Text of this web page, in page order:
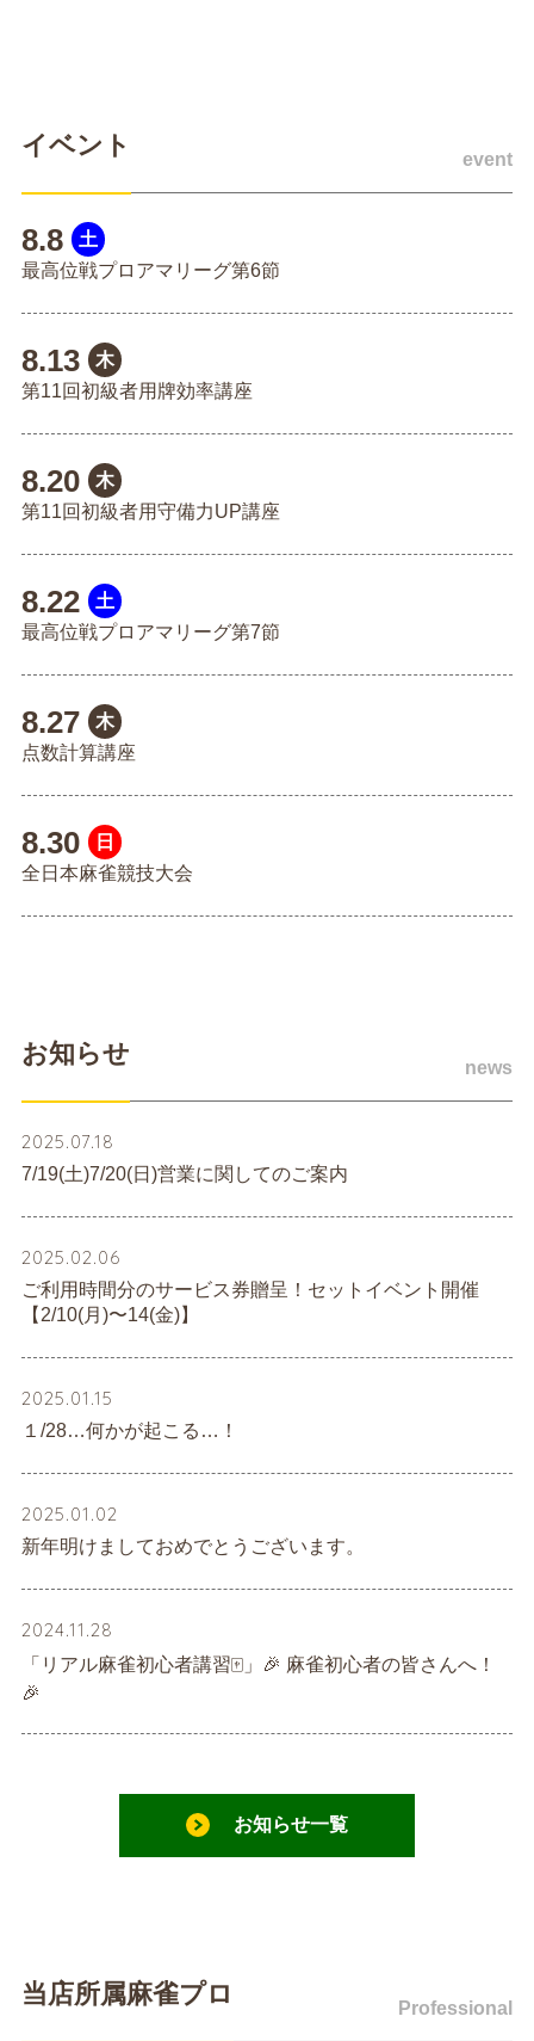
イベント event
8.8
土
最高位戦プロアマリーグ第6節
8.13
木
第11回初級者用牌効率講座
8.20
木
第11回初級者用守備力UP講座
8.22
土
最高位戦プロアマリーグ第7節
8.27
木
点数計算講座
8.30
日
全日本麻雀競技大会
お知らせ news
2025.07.18
7/19(土)7/20(日)営業に関してのご案内
2025.02.06
ご利用時間分のサービス券贈呈！セットイベント開催
【2/10(月)〜14(金)】
2025.01.15
１/28…何かが起こる…！
2025.01.02
新年明けましておめでとうございます。
2024.11.28
「リアル麻雀初心者講習🀄️」🎉 麻雀初心者の皆さんへ！
🎉
お知らせ一覧
当店所属麻雀プロ Professional